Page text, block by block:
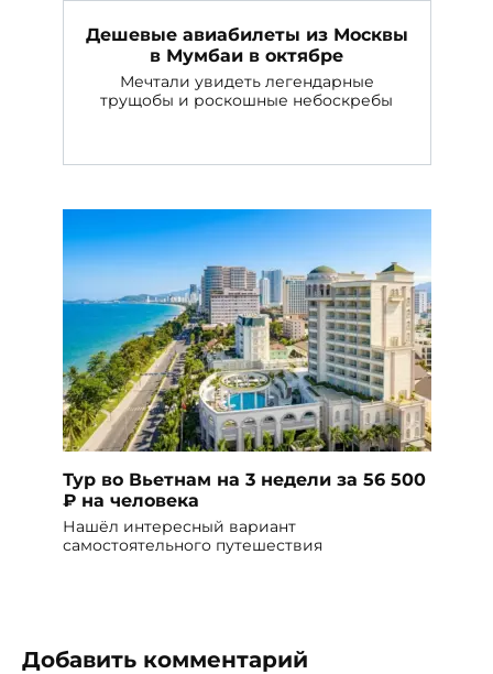
Дешевые авиабилеты из Москвы
в Мумбаи в октябре
Мечтали увидеть легендарные
трущобы и роскошные небоскребы
Тур во Вьетнам на 3 недели за 56 500
₽ на человека
Нашёл интересный вариант
самостоятельного путешествия
Добавить комментарий